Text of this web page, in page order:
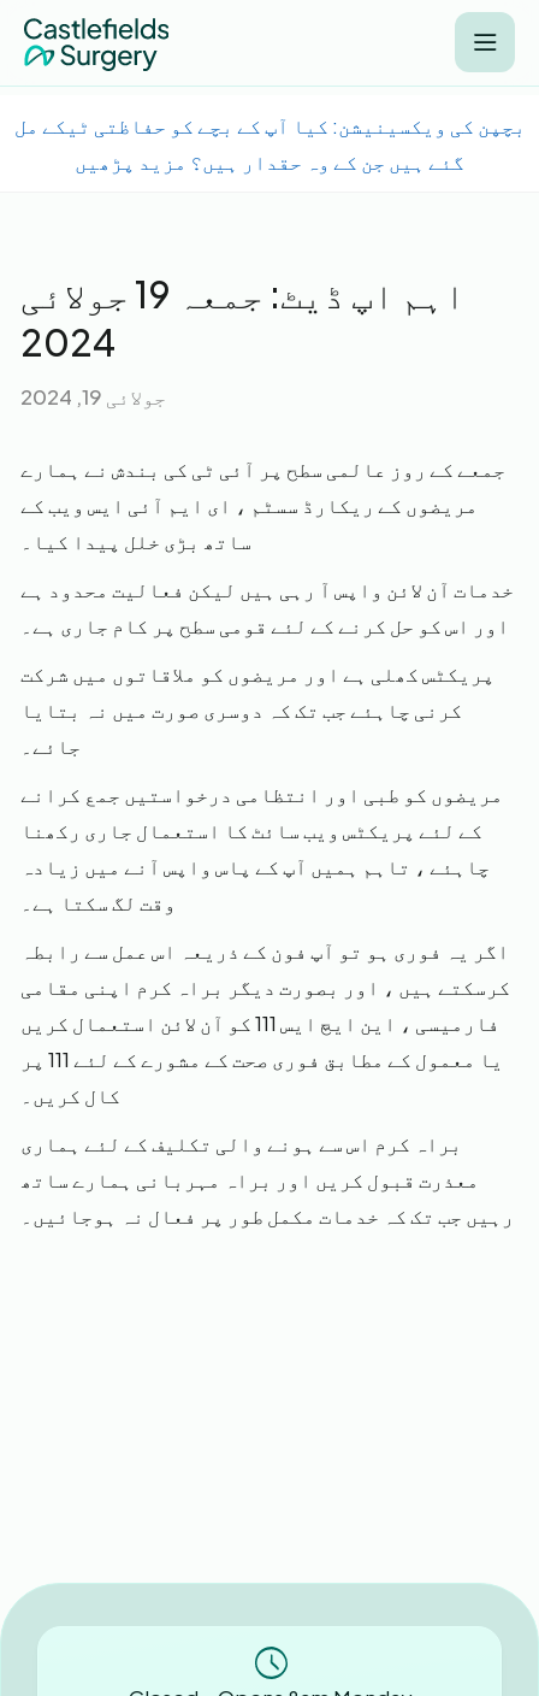
بچپن کی ویکسینیشن: کیا آپ کے بچے کو حفاظتی ٹیکے مل
گئے ہیں جن کے وہ حقدار ہیں؟ مزید پڑھیں
اہم اپ ڈیٹ: جمعہ 19 جولائی
2024
جولائی 19, 2024
جمعے کے روز عالمی سطح پر آئی ٹی کی بندش نے ہمارے
مریضوں کے ریکارڈ سسٹم ، ای ایم آئی ایس ویب کے
ساتھ بڑی خلل پیدا کیا۔
خدمات آن لائن واپس آ رہی ہیں لیکن فعالیت محدود ہے
اور اس کو حل کرنے کے لئے قومی سطح پر کام جاری ہے۔
پریکٹس کھلی ہے اور مریضوں کو ملاقاتوں میں شرکت
کرنی چاہئے جب تک کہ دوسری صورت میں نہ بتایا
جائے۔
مریضوں کو طبی اور انتظامی درخواستیں جمع کرانے
کے لئے پریکٹس ویب سائٹ کا استعمال جاری رکھنا
چاہئے ، تاہم ہمیں آپ کے پاس واپس آنے میں زیادہ
وقت لگ سکتا ہے۔
اگر یہ فوری ہو تو آپ فون کے ذریعہ اس عمل سے رابطہ
کرسکتے ہیں ، اور بصورت دیگر براہ کرم اپنی مقامی
فارمیسی ، این ایچ ایس 111 کو آن لائن استعمال کریں
یا معمول کے مطابق فوری صحت کے مشورے کے لئے 111 پر
کال کریں۔
براہ کرم اس سے ہونے والی تکلیف کے لئے ہماری
معذرت قبول کریں اور براہ مہربانی ہمارے ساتھ
رہیں جب تک کہ خدمات مکمل طور پر فعال نہ ہوجائیں۔